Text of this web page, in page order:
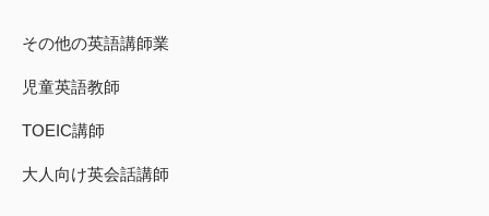
その他の英語講師業
児童英語教師
TOEIC講師
大人向け英会話講師